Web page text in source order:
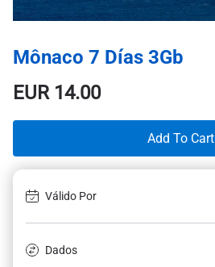
Mônaco 7 Días 3Gb
EUR14.00
Add To Cart
Válido Por
Dados